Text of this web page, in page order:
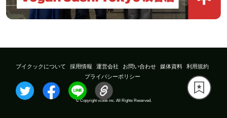
ブイクックについて 採用情報 運営会社 お問い合わせ 媒体資料
利用規約
プライバシーポリシー
© Copyright vcook inc. All Rights Reserved.